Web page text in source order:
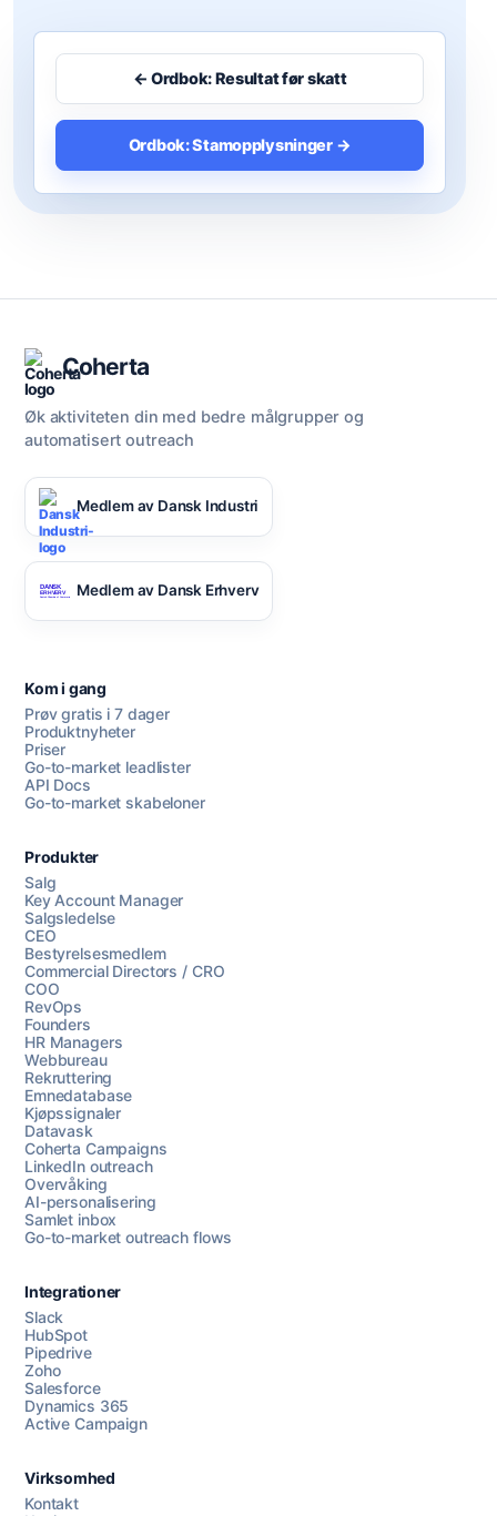
← Ordbok: Resultat før skatt
Ordbok: Stamopplysninger →
Chat med oss
Coherta
Øk aktiviteten din med bedre målgrupper og
automatisert outreach
Medlem av Dansk Industri
Medlem av Dansk Erhverv
Kom i gang
Prøv gratis i 7 dager
Produktnyheter
Priser
Go-to-market leadlister
API Docs
Go-to-market skabeloner
Produkter
Salg
Key Account Manager
Salgsledelse
CEO
Bestyrelsesmedlem
Commercial Directors / CRO
COO
RevOps
Founders
HR Managers
Webbureau
Rekruttering
Emnedatabase
Kjøpssignaler
Datavask
Coherta Campaigns
LinkedIn outreach
Overvåking
AI-personalisering
Samlet inbox
Go-to-market outreach flows
Integrationer
Slack
HubSpot
Pipedrive
Zoho
Salesforce
Dynamics 365
Active Campaign
Virksomhed
Kontakt